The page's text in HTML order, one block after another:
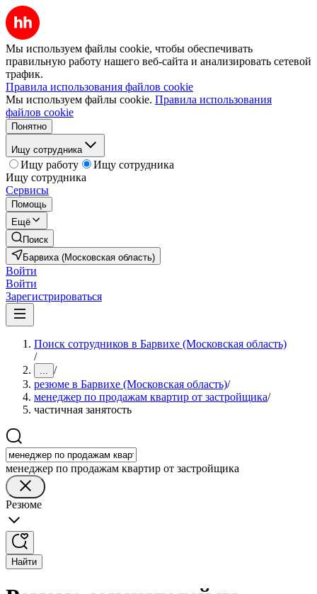
Мы используем файлы cookie, чтобы обеспечивать
правильную работу нашего веб-сайта и анализировать сетевой
трафик.
Правила использования файлов cookie
Мы используем файлы cookie. Правила использования
файлов cookie
Понятно
Ищу сотрудника
Ищу работу
Ищу сотрудника
Ищу сотрудника
Сервисы
Помощь
Ещё
Поиск
Барвиха (Московская область)
Войти
Войти
Зарегистрироваться
Поиск сотрудников в Барвихе (Московская область)
/
... /
резюме в Барвихе (Московская область)/
менеджер по продажам квартир от застройщика/
частичная занятость
менеджер по продажам квартир от застройщика
Резюме
Найти